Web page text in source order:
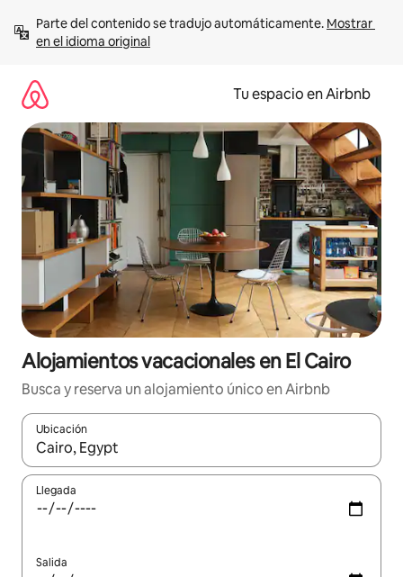
contenido
Parte del contenido se tradujo automáticamente. Mostrar
en el idioma original
Tu espacio en Airbnb
Alojamientos vacacionales en El Cairo
Busca y reserva un alojamiento único en Airbnb
Ubicación
Cuando los resultados estén disponibles, podrás navegar
Llegada
Salida